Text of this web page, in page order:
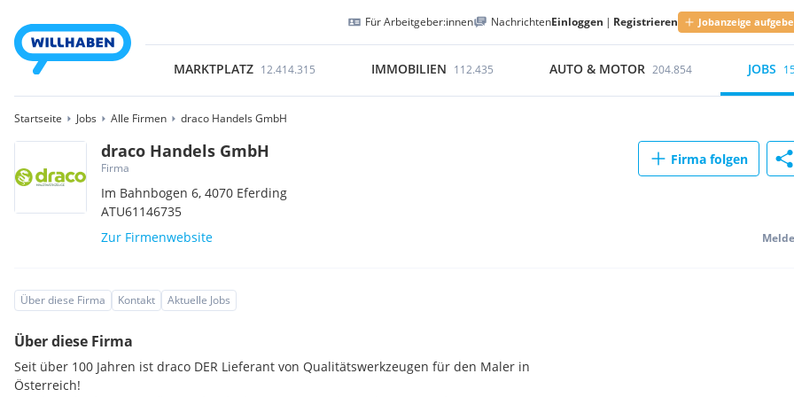
Für Arbeitgeber:innen NachrichtenEinloggen | Registrieren Jobanzeige
MARKTPLATZ 12.414.315 IMMOBILIEN 112.435 AUTO & MOTOR 204.854 JOBS
Startseite Jobs Alle Firmen draco Handels GmbH
draco Handels GmbH
Firma
Im Bahnbogen 6,4070 Eferding
ATU61146735
Zur Firmenwebsite
Firma folgen
Über diese Firma Kontakt Aktuelle Jobs
Über diese Firma
Seit über 100 Jahren ist draco DER Lieferant von Qualitätswerkzeugen für den Maler in
Österreich!